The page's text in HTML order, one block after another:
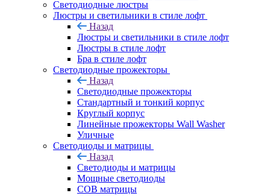
Светодиодные люстры
Люстры и светильники в стиле лофт
Назад
Люстры и светильники в стиле лофт
Люстры в стиле лофт
Бра в стиле лофт
Светодиодные прожекторы
Назад
Светодиодные прожекторы
Стандартный и тонкий корпус
Круглый корпус
Линейные прожекторы Wall Washer
Уличные
Светодиоды и матрицы
Назад
Светодиоды и матрицы
Мощные светодиоды
COB матрицы